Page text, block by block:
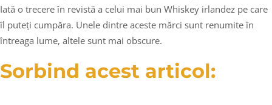
Iată o trecere în revistă a celui mai bun Whiskey irlandez pe care
îl puteți cumpăra. Unele dintre aceste mărci sunt renumite în
întreaga lume, altele sunt mai obscure.
Sorbind acest articol: